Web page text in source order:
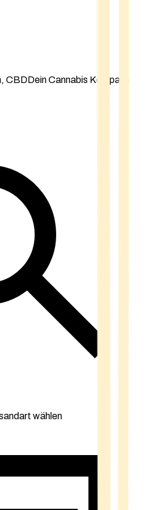
CBDDein Cannabis Kompass
wählen